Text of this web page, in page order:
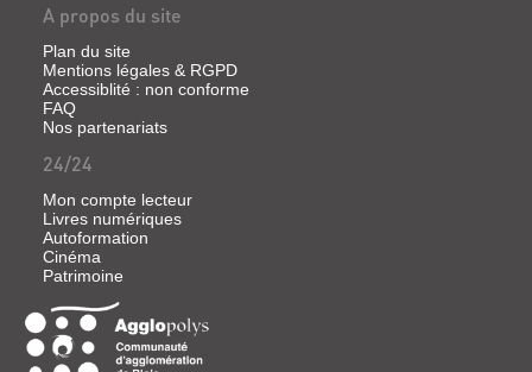
A propos du site
Plan du site
Mentions légales & RGPD
Accessiblité : non conforme
FAQ
Nos partenariats
24/24
Mon compte lecteur
Livres numériques
Autoformation
Cinéma
Patrimoine